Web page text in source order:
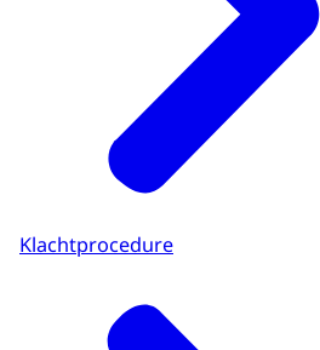
Klachtprocedure